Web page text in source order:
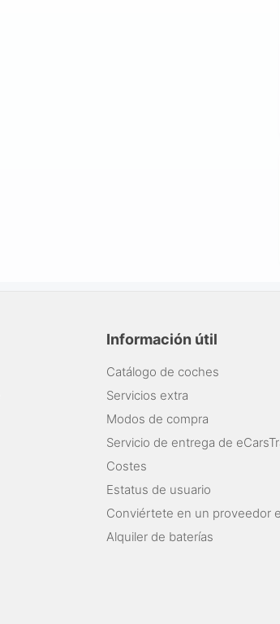
Información útil
Catálogo de coches
Servicios extra
Modos de compra
Servicio de entrega de
Costes
Estatus de usuario
Conviértete en un proveedor e
Alquiler de baterías